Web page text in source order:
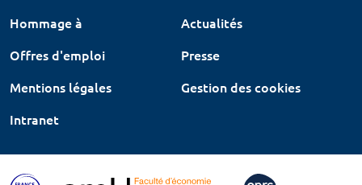
Hommage à
Actualités
Offres d'emploi
Presse
Mentions légales
Gestion des cookies
Intranet